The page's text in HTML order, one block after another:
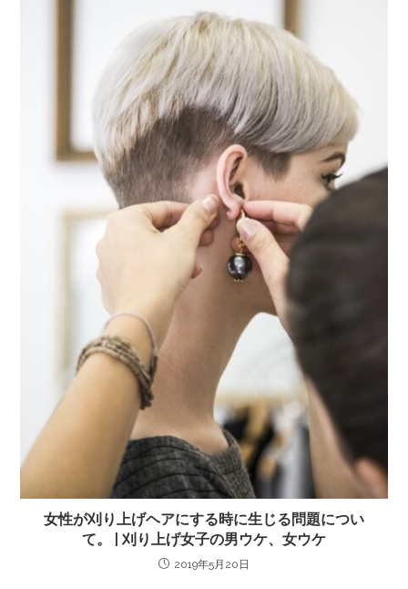
女性が刈り上げヘアにする時に生じる問題につい
て。 | 刈り上げ女子の男ウケ、女ウケ
2019年5月20日